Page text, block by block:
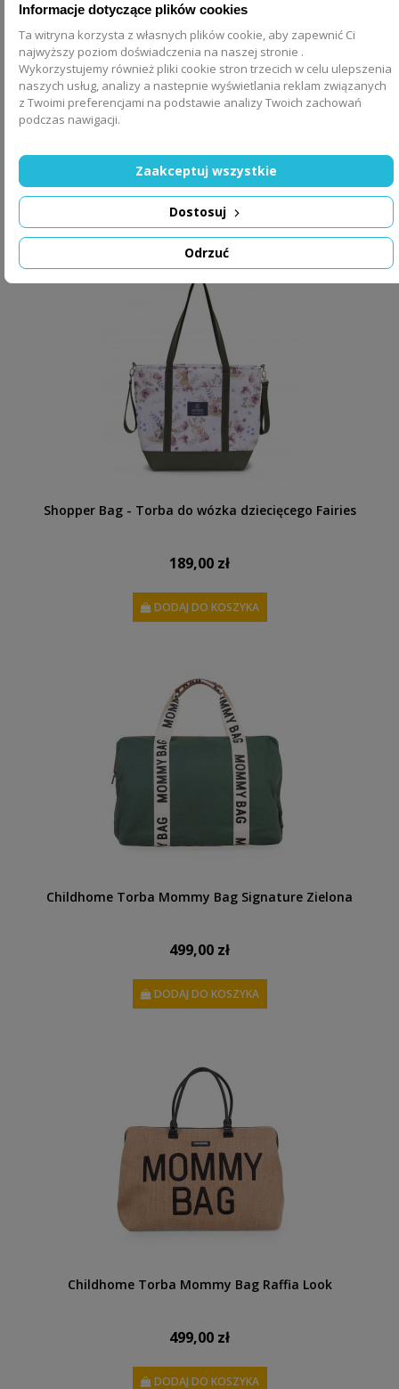
Torba na zakupy i do wózka Ornithology
189,00 zł
DODAJ DO KOSZYKA
Shopper Bag - Torba do wózka dziecięcego Fairies
189,00 zł
DODAJ DO KOSZYKA
Childhome Torba Mommy Bag Signature Zielona
499,00 zł
DODAJ DO KOSZYKA
Childhome Torba Mommy Bag Raffia Look
499,00 zł
DODAJ DO KOSZYKA
Informacje dotyczące plików cookies
Ta witryna korzysta z własnych plików cookie, aby zapewnić Ci
najwyższy poziom doświadczenia na naszej stronie .
Wykorzystujemy również pliki cookie stron trzecich w celu ulepszenia
naszych usług, analizy a nastepnie wyświetlania reklam związanych
z Twoimi preferencjami na podstawie analizy Twoich zachowań
podczas nawigacji.
Odrzuć
Dostosuj
Zaakceptuj wszystkie